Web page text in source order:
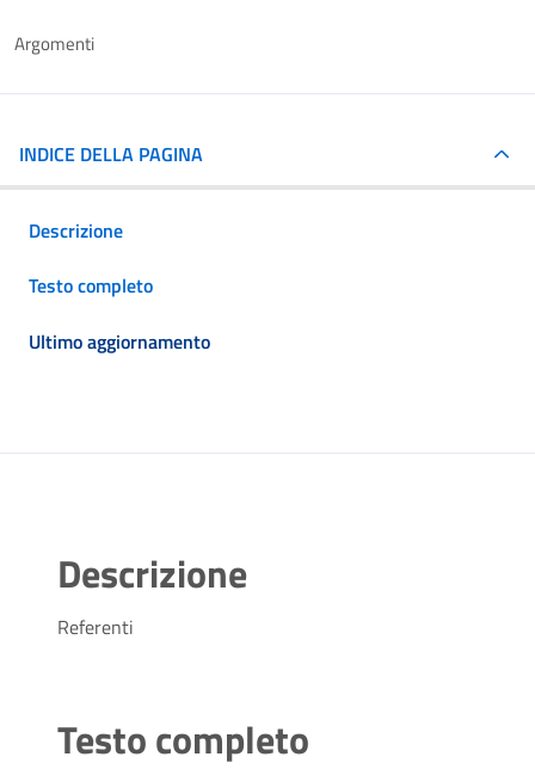
Argomenti
INDICE DELLA PAGINA
Descrizione
Testo completo
Ultimo aggiornamento
Descrizione
Referenti
Testo completo